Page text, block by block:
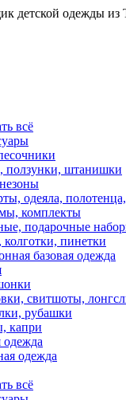
детской одежды из
всё
ползунки, штанишки
одеяла,
комплекты
подарочные
пинетки
базовая одежда
свитшоты,
рубашки
капри
одежда
одежда
всё